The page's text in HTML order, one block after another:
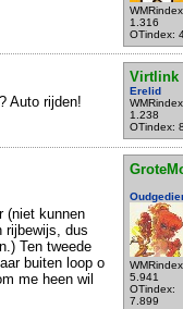
1.316
OTindex:
Virtlink
Erelid
1.238
OTindex:
Auto rijden!
5.941
OTindex:
7.899
(niet kunnen
rijbewijs, dus
Ten tweede
buiten loop o
me heen wil